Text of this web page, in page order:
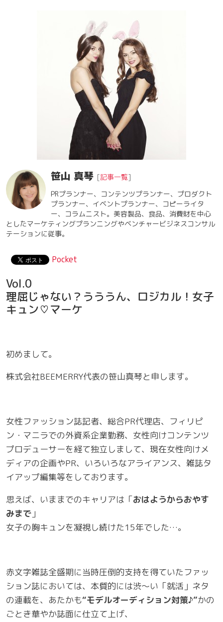
笹山 真琴 [記事一覧]
PRプランナー、コンテンツプランナー、プロダクト
プランナー、イベントプランナー、コピーライタ
ー、コラムニスト。美容製品、食品、消費財を中心
としたマーケティングプランニングやベンチャービジネスコンサル
テーションに従事。
Pocket
Vol.0
理屈じゃない？うううん、ロジカル！女子
キュン♡マーケ
初めまして。
株式会社BEEMERRY代表の笹山真琴と申します。
女性ファッション誌記者、総合PR代理店、フィリピ
ン・マニラでの外資系企業勤務、女性向けコンテンツ
プロデューサーを経て独立しまして、現在女性向けメ
ディアの企画やPR、いろいろなアライアンス、雑誌タ
イアップ編集等をしております。
思えば、いままでのキャリアは「おはようからおやす
みまで 」
女子の胸キュンを凝視し続けた15年でした…。
赤文字雑誌全盛期に当時圧倒的支持を得ていたファッ
ション誌においては、本質的には渋～い「就活」ネタ
の連載を、あたかも“モデルオーディション対策♪”かの
ごとき華やか誌面に仕立て上げ、